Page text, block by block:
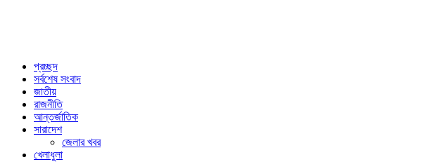
প্রচ্ছদ
সর্বশেষ সংবাদ
জাতীয়
রাজনীতি
আন্তর্জাতিক
সারাদেশ
জেলার খবর
খেলাধুলা